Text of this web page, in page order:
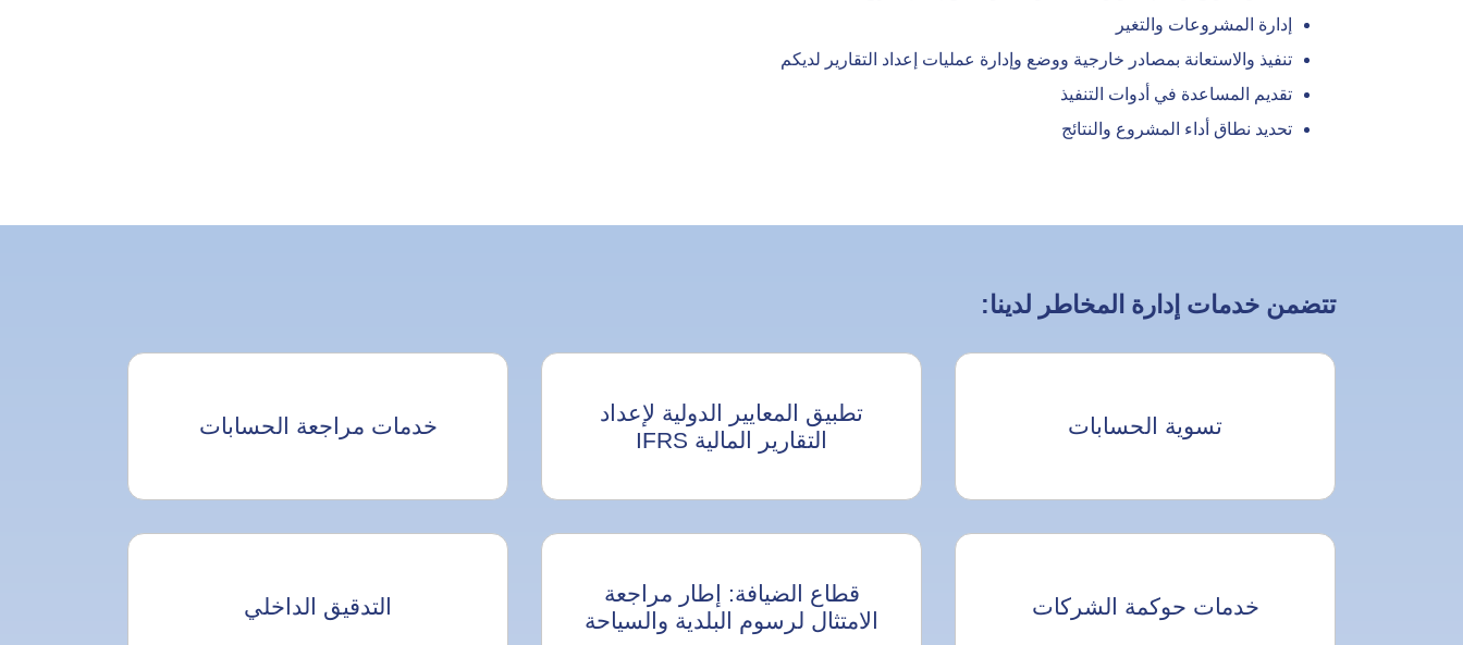
إدارة المشروعات والتغير
تنفيذ والاستعانة بمصادر خارجية ووضع وإدارة عمليات إعداد التقارير لديكم
تقديم المساعدة في أدوات التنفيذ
تحديد نطاق أداء المشروع والنتائج
تتضمن خدمات إدارة المخاطر لدينا:
تسوية الحسابات
تطبيق المعايير الدولية لإعداد
التقارير المالية IFRS
خدمات مراجعة الحسابات
خدمات حوكمة الشركات
قطاع الضيافة: إطار مراجعة
الامتثال لرسوم البلدية والسياحة
التدقيق الداخلي